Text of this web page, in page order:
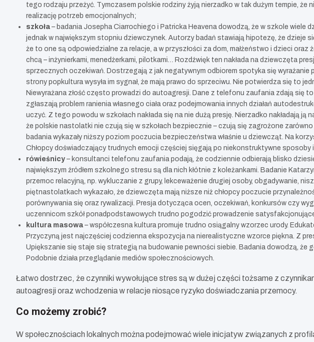
tego rodzaju przeżyć. Tymczasem polskie rodziny żyją nierzadko w tak dużym tempie,
realizację potrzeb emocjonalnych;
szkoła – badania Josepha Ciarrochiego i Patricka Heavena dowodzą, że w szkole wiele
jednak w największym stopniu dziewczynek. Autorzy badań stawiają hipotezę, że dzieje
że to one są odpowiedzialne za relacje, a w przyszłości za dom, małżeństwo i dzieci
chcą – inżynierkami, menedżerkami, pilotkami… Rozdźwięk ten nakłada na dziewczęta
sprzecznych oczekiwań. Dostrzegają z jak negatywnym odbiorem spotyka się wyrażanie
strony popkultura wysyła im sygnał, że mają prawo do sprzeciwu. Nie potwierdza się to
Niewyrażana złość często prowadzi do autoagresji. Dane z telefonu zaufania zdają się
zgłaszają problem ranienia własnego ciała oraz podejmowania innych działań
uczyć. Z tego powodu w szkołach nakłada się na nie dużą presję. Nierzadko nakładają
że polskie nastolatki nie czują się w szkołach bezpiecznie – czują się zagrożone
badania wykazały niższy poziom poczucia bezpieczeństwa właśnie u dziewcząt. Na
Chłopcy doświadczający trudnych emocji częściej sięgają po niekonstruktywne sposoby
rówieśnicy – konsultanci telefonu zaufania podają, że codziennie odbierają blisko
największym źródłem szkolnego stresu są dla nich kłótnie z koleżankami. Badanie
przemoc relacyjną, np. wykluczanie z grupy, lekceważenie drugiej osoby, obgadywanie,
piętnastolatkach wykazało, że dziewczęta mają niższe niż chłopcy poczucie
porównywania się oraz rywalizacji. Presja dotycząca ocen, oczekiwań, konkursów czy
uczennicom szkół ponadpodstawowych trudno pogodzić prowadzenie
kultura masowa – współczesna kultura promuje trudno osiągalny wzorzec urody.
Przyczyną jest najczęściej codzienna ekspozycja na nierealistyczne wzorce piękna. Z
Upiększanie się staje się strategią na budowanie pewności siebie. Badania dowodzą,
Podobnie działa przeglądanie mediów społecznościowych.
Łatwo dostrzec, że czynniki wywołujące stres są w dużej części tożsame z
autoagresji oraz wchodzenia w relacje niosące ryzyko doświadczania przemocy.
Co możemy zrobić?
W społecznościach lokalnych można podejmować wiele inicjatyw związanych z